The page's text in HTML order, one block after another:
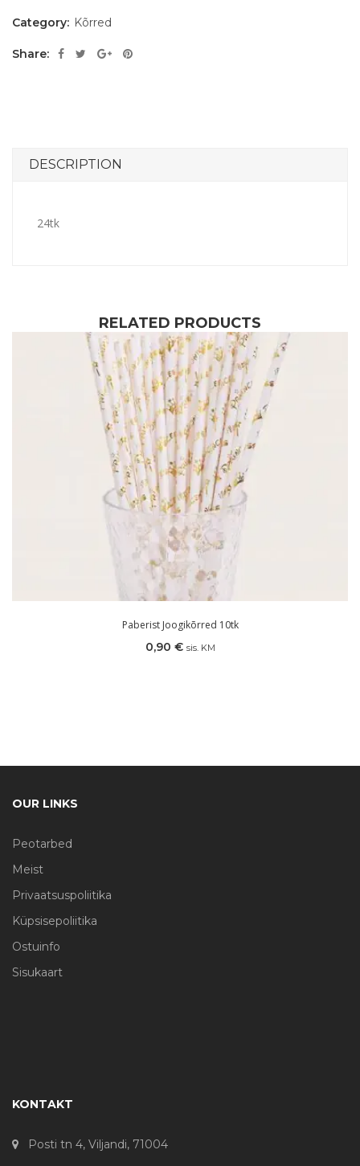
Category: Kõrred
Share:
DESCRIPTION
24tk
RELATED PRODUCTS
Paberist Joogikõrred 10tk
0,90 € sis. KM
OUR LINKS
Peotarbed
Meist
Privaatsuspoliitika
Küpsisepoliitika
Ostuinfo
Sisukaart
KONTAKT
Posti tn 4, Viljandi, 71004